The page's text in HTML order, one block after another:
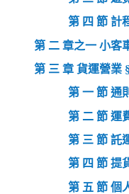
第 四 節 計
第 二 章之一 小客
第 三 章 貨運營業
第 一 節 通
第 二 節 運
第 三 節 託
第 四 節 提
第 五 節 個